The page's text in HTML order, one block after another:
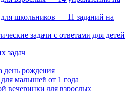
для школьников — 11 заданий на
задачи с ответами для детей
задач
день рождения
малышей от 1 года
вечеринки для взрослых